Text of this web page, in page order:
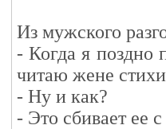
Из мужского
- Когда я поздно
читаю жене
- Ну и как?
- Это сбивает ее с